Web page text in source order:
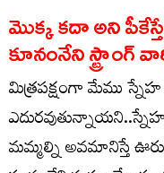
మొక్క కదా అని
కూనంనేని స్ట్రాంగ్
మిత్రపక్షంగా మేము
మమ్మల్ని అవమానిస్తే